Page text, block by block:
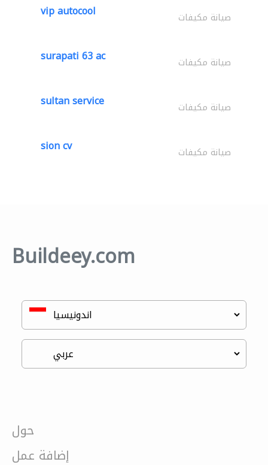
vip autocool صيانة مكيفات
surapati 63 ac صيانة مكيفات
sultan service صيانة مكيفات
sion cv صيانة مكيفات
Buildeey.com
حول
إضافة عمل